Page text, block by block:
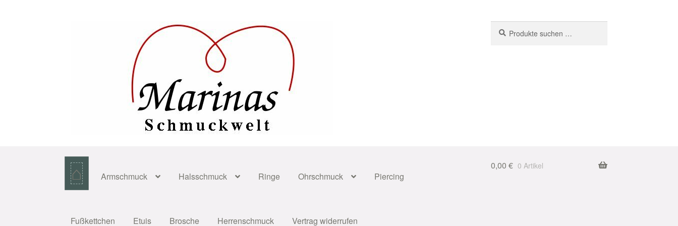
nach:
⌂ Armschmuck Halsschmuck Ringe Ohrschmuck Piercing
Fußkettchen Etuis Brosche Herrenschmuck Vertrag widerrufen
0,00 € 0 Artikel